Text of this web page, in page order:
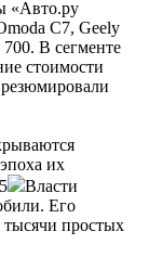
«Авто.ру
C7, Geely
В сегменте
стоимости
их
Власти
Его
простых